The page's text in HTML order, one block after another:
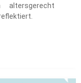
altersgerecht